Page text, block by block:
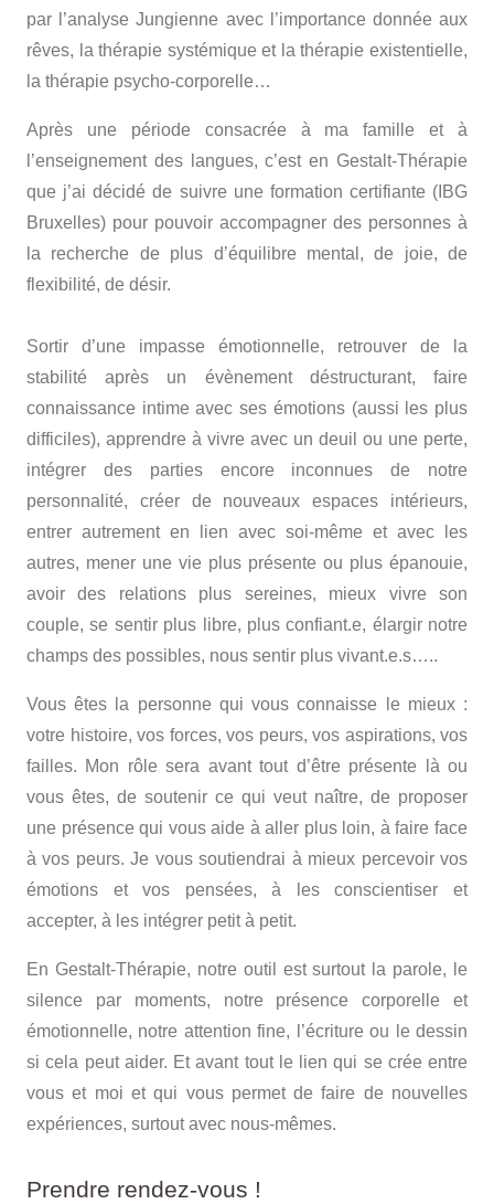
par l’analyse Jungienne avec l’importance donnée aux
rêves, la thérapie systémique et la thérapie existentielle,
la thérapie psycho-corporelle…
Après une période consacrée à ma famille et à
l’enseignement des langues, c’est en Gestalt-Thérapie
que j’ai décidé de suivre une formation certifiante (IBG
Bruxelles) pour pouvoir accompagner des personnes à
la recherche de plus d’équilibre mental, de joie, de
flexibilité, de désir.
Sortir d’une impasse émotionnelle, retrouver de la
stabilité après un évènement déstructurant, faire
connaissance intime avec ses émotions (aussi les plus
difficiles), apprendre à vivre avec un deuil ou une perte,
intégrer des parties encore inconnues de notre
personnalité, créer de nouveaux espaces intérieurs,
entrer autrement en lien avec soi-même et avec les
autres, mener une vie plus présente ou plus épanouie,
avoir des relations plus sereines, mieux vivre son
couple, se sentir plus libre, plus confiant.e, élargir notre
champs des possibles, nous sentir plus vivant.e.s…..
Vous êtes la personne qui vous connaisse le mieux :
votre histoire, vos forces, vos peurs, vos aspirations, vos
failles. Mon rôle sera avant tout d’être présente là ou
vous êtes, de soutenir ce qui veut naître, de proposer
une présence qui vous aide à aller plus loin, à faire face
à vos peurs. Je vous soutiendrai à mieux percevoir vos
émotions et vos pensées, à les conscientiser et
accepter, à les intégrer petit à petit.
En Gestalt-Thérapie, notre outil est surtout la parole, le
silence par moments, notre présence corporelle et
émotionnelle, notre attention fine, l’écriture ou le dessin
si cela peut aider. Et avant tout le lien qui se crée entre
vous et moi et qui vous permet de faire de nouvelles
expériences, surtout avec nous-mêmes.
Prendre rendez-vous !